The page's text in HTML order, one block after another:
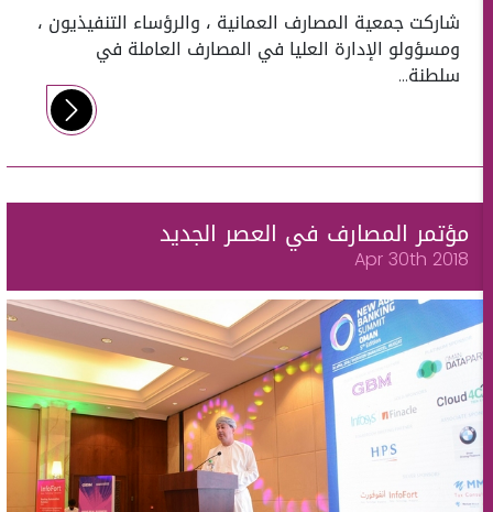
شاركت جمعية المصارف العمانية ، والرؤساء التنفيذيون ،
ومسؤولو الإدارة العليا في المصارف العاملة في
سلطنة...
مؤتمر المصارف في العصر الجديد
Apr 30th 2018